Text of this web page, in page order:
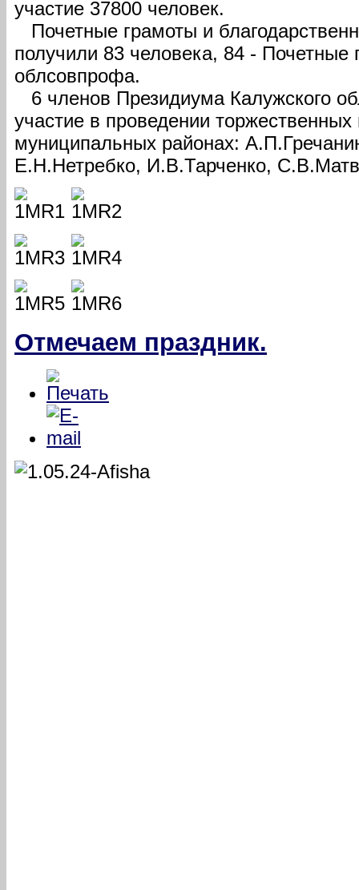
участие 37800 человек.
Почетные грамоты и
получили 83 человека, 84 - Почетные
облсовпрофа.
6 членов Президиума Калужского
участие в проведении
муниципальных районах:
Е.Н.Нетребко, И.В.Тарченко,
Отмечаем праздник.